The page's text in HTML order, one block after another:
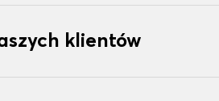
klientów